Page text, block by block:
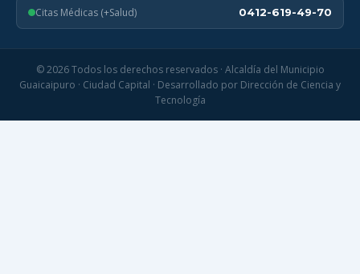
Citas Médicas (+Salud) 0412-619-49-70
© 2026 Todos los derechos reservados · Alcaldía del Municipio
Guaicaipuro · Ciudad Capital · Desarrollado por Dirección de Ciencia y
Tecnología